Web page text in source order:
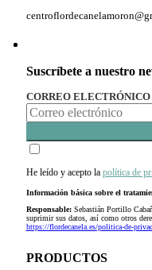
Suscríbete a nuestro
CORREO ELECTRÓNICO
He leído y acepto la política de
Información básica sobre el
Responsable:Sebastián Portillo
suprimir sus datos, así como otros
https://flordecanela.es/politica-de-
PRODUCTOS